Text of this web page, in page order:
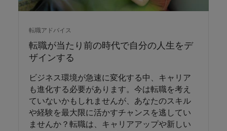
転職アドバイス
転職が当たり前の時代で自分の人生をデ
ザインする
ビジネス環境が急速に変化する中、キャリア
も進化する必要があります。今は転職を考え
ていないかもしれませんが、あなたのスキル
や経験を最大限に活かすチャンスを逃してい
ませんか？転職は、キャリアアップや新しい